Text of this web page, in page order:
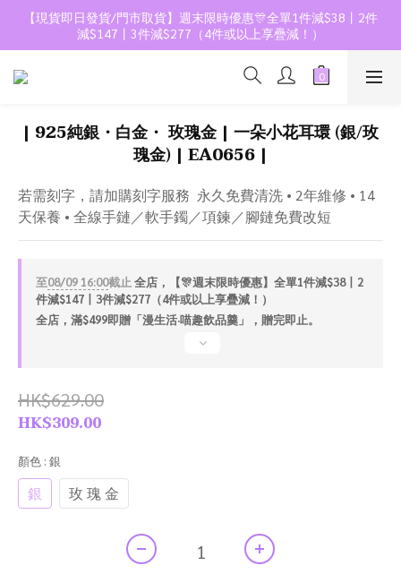
【現貨即日發貨/門市取貨】週末限時優惠🎊全單1件減$38丨2件
減$147丨3件減$277（4件或以上享疊減！）
| 925純銀・白金・ 玫瑰金 | 一朵小花耳環 (銀/玫
瑰金) | EA0656 |
若需刻字，請加購刻字服務  永久免費清洗 • 2年維修 • 14
天保養 • 全線手鏈／軟手鐲／項鍊／腳鏈免費改短
至08/09 16:00截止 全店，【🎊週末限時優惠】全單1件減$38丨2
件減$147丨3件減$277（4件或以上享疊減！）
全店，滿$499即贈「漫生活·喵趣飲品羹」，贈完即止。
HK$629.00
HK$309.00
顏色 : 銀
銀 玫 瑰 金